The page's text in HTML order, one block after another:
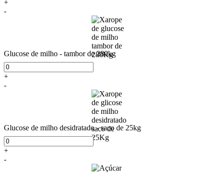
+
-
Glucose de milho - tambor de 280kg
+
-
Glucose de milho desidratado - saco de 25kg
+
-